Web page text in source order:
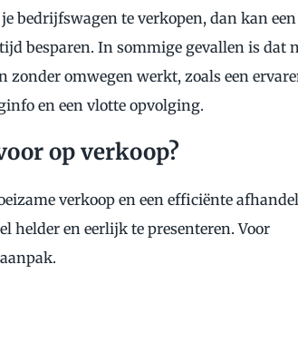
bedrijfswagen te verkopen, dan kan een
besparen. In sommige gevallen is dat
zonder omwegen werkt, zoals een
en een vlotte opvolging.
op verkoop?
verkoop en een efficiënte
helder en eerlijk te presenteren. Voor